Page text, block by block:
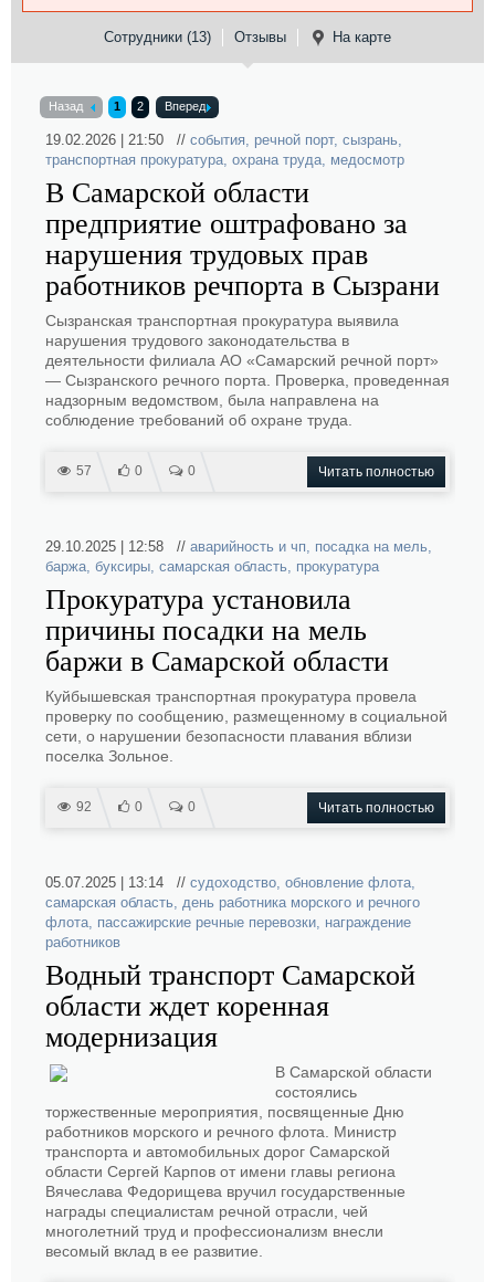
Сотрудники (13) Отзывы На карте
Назад 1 2 Вперед
19.02.2026 | 21:50 // события, речной порт, сызрань,
транспортная прокуратура, охрана труда, медосмотр
В Самарской области
предприятие оштрафовано за
нарушения трудовых прав
работников речпорта в Сызрани
Сызранская транспортная прокуратура выявила
нарушения трудового законодательства в
деятельности филиала АО «Самарский речной порт»
— Сызранского речного порта. Проверка, проведенная
надзорным ведомством, была направлена на
соблюдение требований об охране труда.
57 0 0 Читать полностью
29.10.2025 | 12:58 // аварийность и чп, посадка на мель,
баржа, буксиры, самарская область, прокуратура
Прокуратура установила
причины посадки на мель
баржи в Самарской области
Куйбышевская транспортная прокуратура провела
проверку по сообщению, размещенному в социальной
сети, о нарушении безопасности плавания вблизи
поселка Зольное.
92 0 0 Читать полностью
05.07.2025 | 13:14 // судоходство, обновление флота,
самарская область, день работника морского и речного
флота, пассажирские речные перевозки, награждение
работников
Водный транспорт Самарской
области ждет коренная
модернизация
В Самарской области
состоялись
торжественные мероприятия, посвященные Дню
работников морского и речного флота. Министр
транспорта и автомобильных дорог Самарской
области Сергей Карпов от имени главы региона
Вячеслава Федорищева вручил государственные
награды специалистам речной отрасли, чей
многолетний труд и профессионализм внесли
весомый вклад в ее развитие.